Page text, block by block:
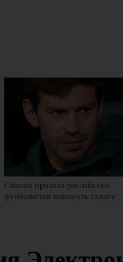
Смолов призвал российских
футболистов покинуть страну